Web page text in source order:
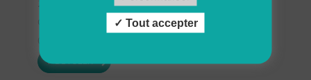
POSTULER
Tout accepter